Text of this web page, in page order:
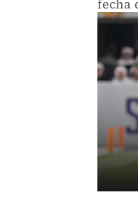
fecha